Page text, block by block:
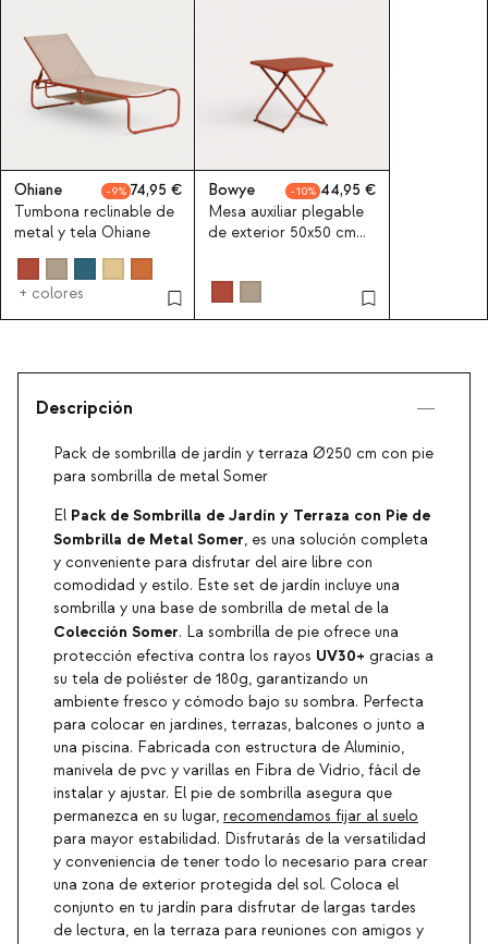
Ohiane 9
74,95
Tumbona reclinable de
metal y tela Ohiane
+ colores
Bowye 10
44,95
Mesa auxiliar plegable
de exterior 50x50 cm
Descripción
Pack de sombrilla de jardín y terraza Ø250 cm con pie
para sombrilla de metal Somer
El Pack de Sombrilla de Jardín y Terraza con Pie de
Sombrilla de Metal Somer, es una solución completa
y conveniente para disfrutar del aire libre con
comodidad y estilo. Este set de jardín incluye una
sombrilla y una base de sombrilla de metal de la
Colección Somer. La sombrilla de pie ofrece una
protección efectiva contra los rayos UV30+ gracias a
su tela de poliéster de 180g, garantizando un
ambiente fresco y cómodo bajo su sombra. Perfecta
para colocar en jardines, terrazas, balcones o junto a
una piscina. Fabricada con estructura de Aluminio,
manivela de pvc y varillas en Fibra de Vidrio, fácil de
instalar y ajustar. El pie de sombrilla asegura que
permanezca en su lugar, recomendamos fijar al suelo
para mayor estabilidad. Disfrutarás de la versatilidad
y conveniencia de tener todo lo necesario para crear
una zona de exterior protegida del sol. Coloca el
conjunto en tu jardín para disfrutar de largas tardes
de lectura, en la terraza para reuniones con amigos y